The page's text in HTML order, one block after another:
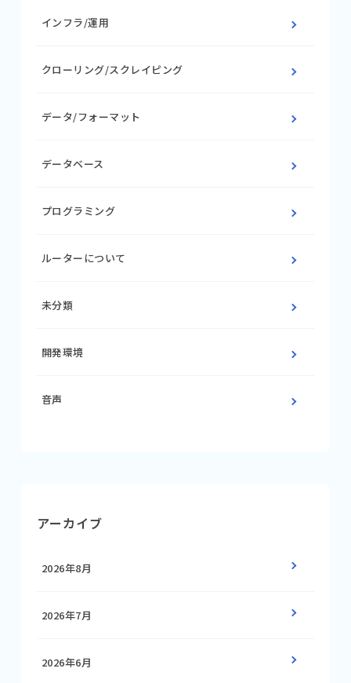
インフラ/運用
クローリング/スクレイピング
データ/フォーマット
データベース
プログラミング
ルーターについて
未分類
開発環境
音声
アーカイブ
2026年8月
2026年7月
2026年6月